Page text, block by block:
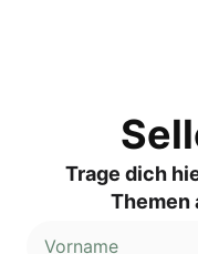
Trage dich
Themen